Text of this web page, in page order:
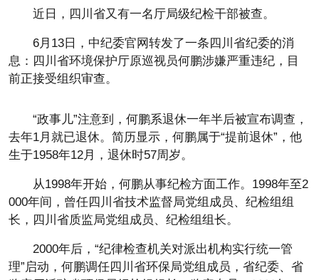
近日，四川省又有一名厅局级纪检干部被查。
6月13日，中纪委官网转发了一条四川省纪委的消
息：四川省环境保护厅原巡视员何鹏涉嫌严重违纪，目
前正接受组织审查。
“政事儿”注意到，何鹏系退休一年半后被宣布调查，
去年1月就已退休。简历显示，何鹏属于“提前退休”，他
生于1958年12月，退休时57周岁。
从1998年开始，何鹏从事纪检方面工作。1998年至2
000年间，曾任四川省技术监督局党组成员、纪检组组
长，四川省质监局党组成员、纪检组组长。
2000年后，“纪律检查机关对派出机构实行统一管
理”启动，何鹏调任四川省环保局党组成员，省纪委、省